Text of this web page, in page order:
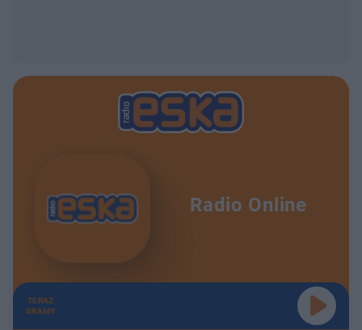
Radio Online
TERAZ
GRAMY